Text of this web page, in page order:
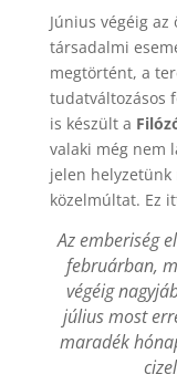
Június végéig
társadalmi
megtörtént, a
tudatváltozásos
is készült a
valaki még nem
jelen
közelmúltat. Ez
Az emberiség
februárban,
végéig
július most
maradék